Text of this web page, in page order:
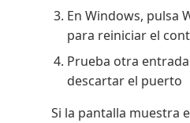
En Windows, pulsa
para reiniciar el
Prueba otra
descartar el puerto
Si la pantalla muestra